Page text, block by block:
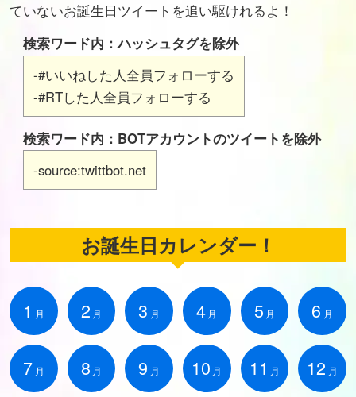
ていないお誕生日ツイートを追い駆けれるよ！
検索ワード内：ハッシュタグを除外
-#いいねした人全員フォローする
-#RTした人全員フォローする
検索ワード内：BOTアカウントのツイートを除外
-source:twittbot.net
お誕生日カレンダー！
1 月 2 月 3 月 4 月 5 月 6 月
7 月 8 月 9 月 10 月 11 月 12 月